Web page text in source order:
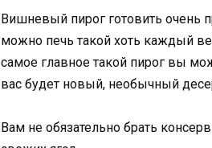
Вишневый пирог готовить очень
можно печь такой хоть каждый
самое главное такой пирог вы
вас будет новый, необычный
Вам не обязательно брать